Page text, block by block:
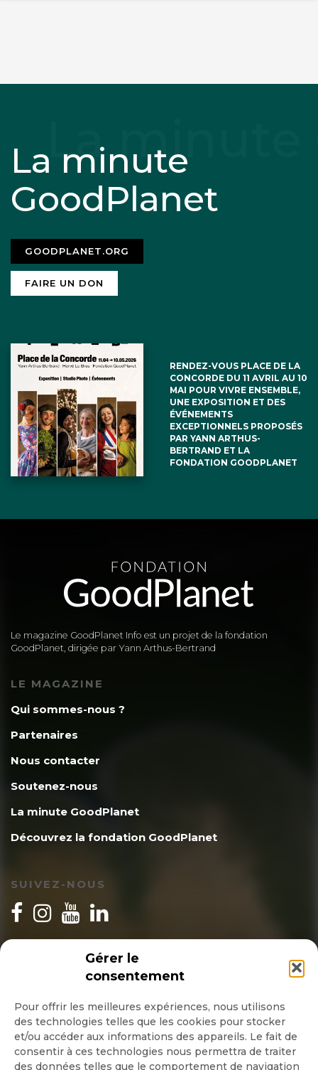
Gérer le
consentement
Pour offrir les meilleures expériences, nous utilisons
des technologies telles que les cookies pour stocker
et/ou accéder aux informations des appareils. Le fait de
consentir à ces technologies nous permettra de traiter
des données telles que le comportement de navigation
La minute
GoodPlanet
GOODPLANET.ORG
FAIRE UN DON
RENDEZ-VOUS PLACE DE LA
CONCORDE DU 11 AVRIL AU 10
MAI POUR VIVRE ENSEMBLE,
UNE EXPOSITION ET DES
ÉVÉNEMENTS
EXCEPTIONNELS PROPOSÉS
PAR YANN ARTHUS-
BERTRAND ET LA
FONDATION GOODPLANET
Le magazine GoodPlanet Info est un projet de la fondation
GoodPlanet, dirigée par Yann Arthus-Bertrand
LE MAGAZINE
Qui sommes-nous ?
Partenaires
Nous contacter
Soutenez-nous
La minute GoodPlanet
Découvrez la fondation GoodPlanet
SUIVEZ-NOUS
INSCRIPTION NEWSLETTER
Quotidienne
Hebdo